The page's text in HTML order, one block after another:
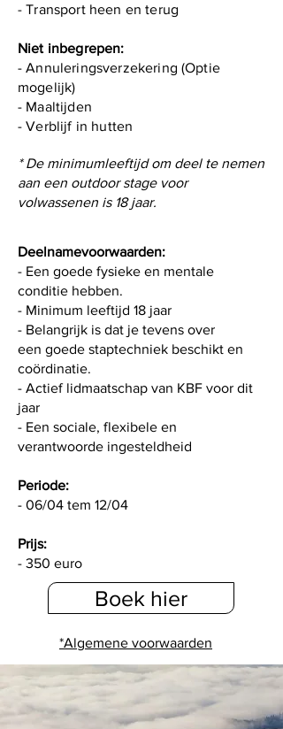
- Transport heen en terug
Niet inbegrepen:
- Annuleringsverzekering (Optie
mogelijk)
- Maaltijden
- Verblijf in hutten
* De minimumleeftijd om deel te nemen
aan een outdoor stage voor
volwassenen is 18 jaar.
Deelnamevoorwaarden:
- Een goede fysieke en mentale
conditie hebben.
- Minimum leeftijd 18 jaar
- Belangrijk is dat je tevens over
een goede staptechniek beschikt en
coördinatie.
- Actief lidmaatschap van KBF voor dit
jaar
- Een sociale, flexibele en
verantwoorde ingesteldheid
Periode:
- 06/04 tem 12/04
Prijs:
- 350 euro
Boek hier
*Algemene voorwaarden